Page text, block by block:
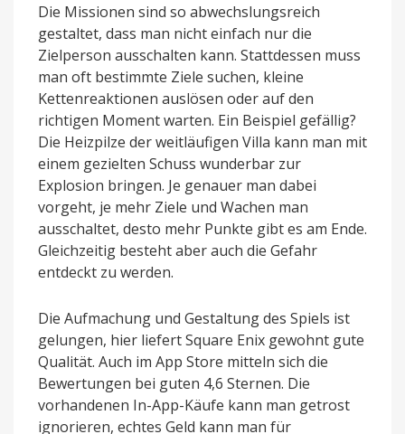
Die Missionen sind so abwechslungsreich
gestaltet, dass man nicht einfach nur die
Zielperson ausschalten kann. Stattdessen muss
man oft bestimmte Ziele suchen, kleine
Kettenreaktionen auslösen oder auf den
richtigen Moment warten. Ein Beispiel gefällig?
Die Heizpilze der weitläufigen Villa kann man mit
einem gezielten Schuss wunderbar zur
Explosion bringen. Je genauer man dabei
vorgeht, je mehr Ziele und Wachen man
ausschaltet, desto mehr Punkte gibt es am Ende.
Gleichzeitig besteht aber auch die Gefahr
entdeckt zu werden.
Die Aufmachung und Gestaltung des Spiels ist
gelungen, hier liefert Square Enix gewohnt gute
Qualität. Auch im App Store mitteln sich die
Bewertungen bei guten 4,6 Sternen. Die
vorhandenen In-App-Käufe kann man getrost
ignorieren, echtes Geld kann man für